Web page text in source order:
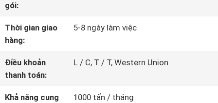
THAM
QUAN
NHÀ
gói:
Thời gian giao
hàng:
5-8 ngày làm việc
Điều khoản
thanh toán:
L / C, T / T, Western Union
Khả năng cung
1000 tấn / tháng